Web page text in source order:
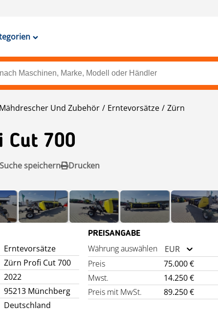
Mähdrescher Und Zubehör Erntevorsätze Zürn
Cut 700
Suche speichern Drucken
Erntevorsätze
Zürn Profi Cut 700
2022
95213 Münchberg
Deutschland
PREISANGABE
Währung auswählen
EUR
Preis
75.000 €
Mwst.
14.250 €
Preis mit MwSt.
89.250 €